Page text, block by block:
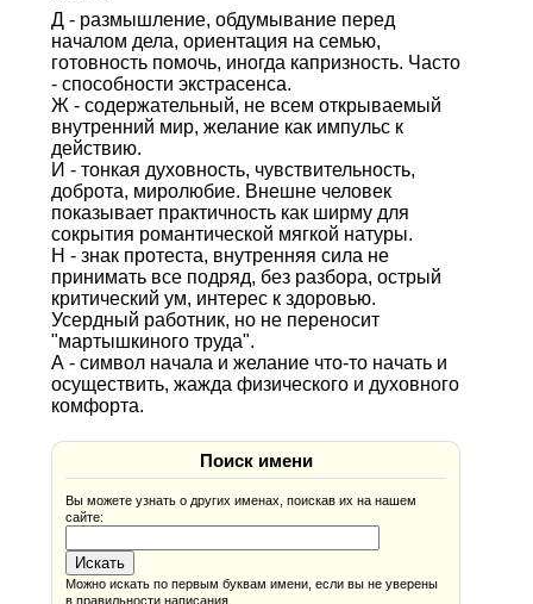
Д - размышление, обдумывание перед
началом дела, ориентация на семью,
готовность помочь, иногда капризность. Часто
- способности экстрасенса.
Ж - содержательный, не всем открываемый
внутренний мир, желание как импульс к
действию.
И - тонкая духовность, чувствительность,
доброта, миролюбие. Внешне человек
показывает практичность как ширму для
сокрытия романтической мягкой натуры.
Н - знак протеста, внутренняя сила не
принимать все подряд, без разбора, острый
критический ум, интерес к здоровью.
Усердный работник, но не переносит
"мартышкиного труда".
А - символ начала и желание что-то начать и
осуществить, жажда физического и духовного
комфорта.
Поиск имени
Вы можете узнать о других именах, поискав их на нашем
сайте:
Можно искать по первым буквам имени, если вы не уверены
в правильности написания.